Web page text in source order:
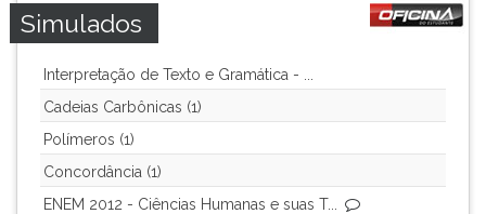
Simulados
Interpretação de Texto e Gramática - ...
Cadeias Carbônicas (1)
Polímeros (1)
Concordância (1)
ENEM 2012 - Ciências Humanas e suas T...